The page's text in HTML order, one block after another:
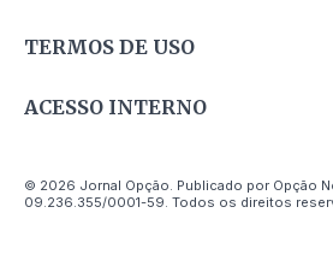
TERMOS DE USO
ACESSO INTERNO
© 2026 Jornal Opção. Publicado por Opção
09.236.355/0001-59. Todos os direitos